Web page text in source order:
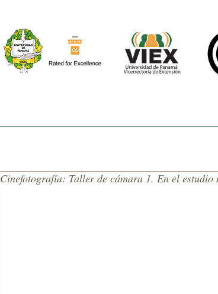
Cinefotografía: Taller de cámara 1. En el